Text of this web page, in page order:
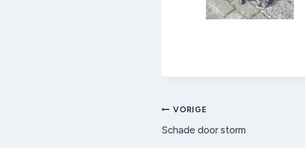
Bericht
navigatie
VORIGE
Schade door storm